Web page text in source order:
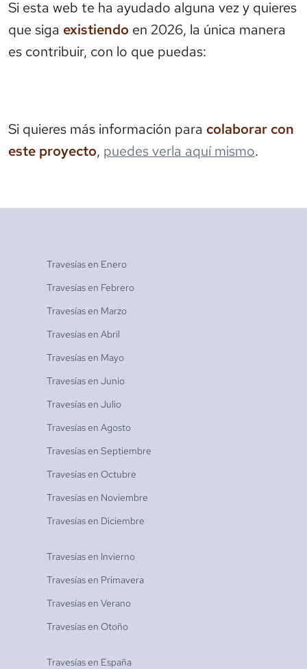
Si esta web te ha ayudado alguna vez y quieres
que siga existiendo en 2026, la única manera
es contribuir, con lo que puedas:
Si quieres más información para colaborar con
este proyecto, puedes verla aquí mismo.
Travesías en Enero
Travesías en Febrero
Travesías en Marzo
Travesías en Abril
Travesías en Mayo
Travesías en Junio
Travesías en Julio
Travesías en Agosto
Travesías en Septiembre
Travesías en Octubre
Travesías en Noviembre
Travesías en Diciembre
Travesías en Invierno
Travesías en Primavera
Travesías en Verano
Travesías en Otoño
Travesías en España